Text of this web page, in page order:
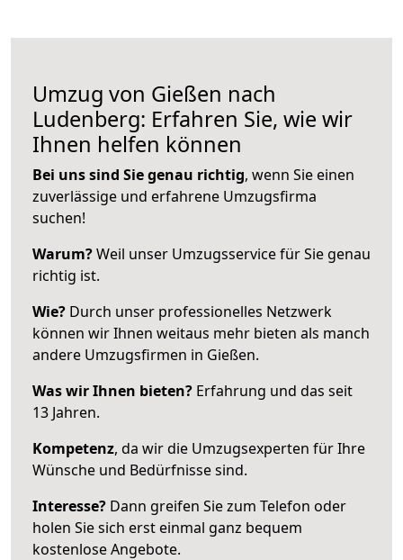
Umzug von Gießen nach
Ludenberg: Erfahren Sie, wie wir
Ihnen helfen können
Bei uns sind Sie genau richtig, wenn Sie einen
zuverlässige und erfahrene Umzugsfirma
suchen!
Warum?Weil unser Umzugsservice für Sie genau
richtig ist.
Wie? Durch unser professionelles Netzwerk
können wir Ihnen weitaus mehr bieten als manch
andere Umzugsfirmen in Gießen.
Was wir Ihnen bieten? Erfahrung und das seit
13 Jahren.
Kompetenz, da wir die Umzugsexperten für Ihre
Wünsche und Bedürfnisse sind.
Interesse? Dann greifen Sie zum Telefon oder
holen Sie sich erst einmal ganz bequem
kostenlose Angebote.